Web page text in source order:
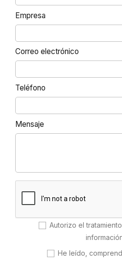
Empresa
Correo electrónico
Teléfono
Mensaje
Autorizo el
He leído,